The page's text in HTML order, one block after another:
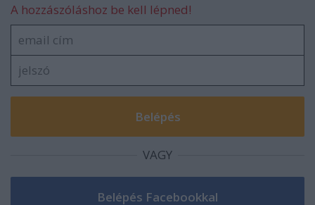
A hozzászóláshoz be kell lépned!
VAGY